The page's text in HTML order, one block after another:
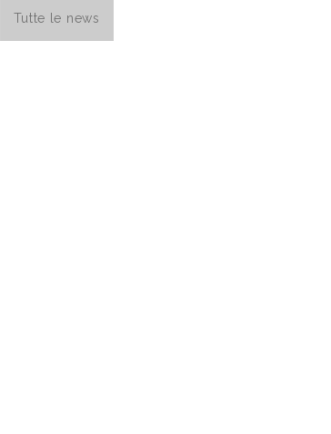
Tutte le news